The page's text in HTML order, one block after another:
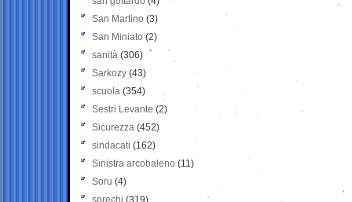
San Martino (3)
San Miniato (2)
sanità (306)
Sarkozy (43)
scuola (354)
Sestri Levante (2)
Sicurezza (452)
sindacati (162)
Sinistra arcobaleno (11)
Soru (4)
sprechi (319)